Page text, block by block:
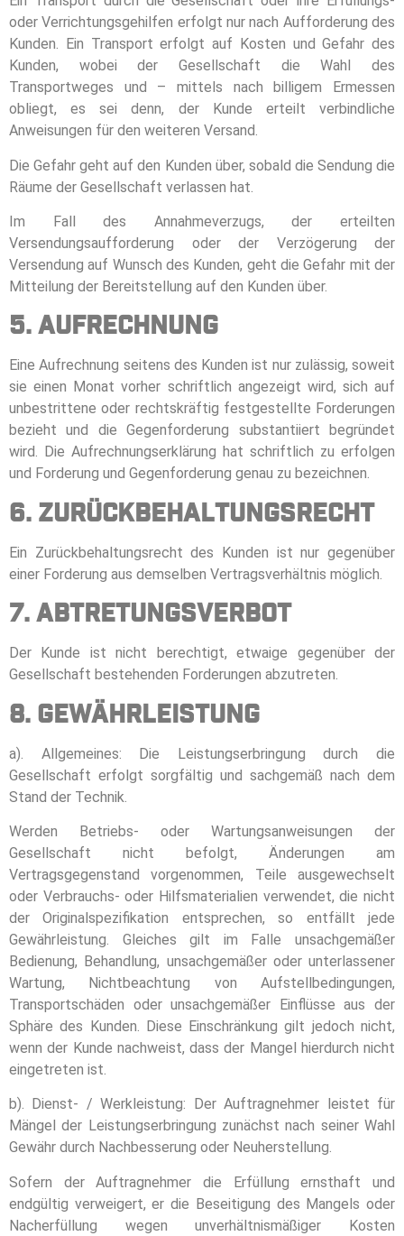
oder Verrichtungsgehilfen erfolgt nur nach Aufforderung des
Kunden. Ein Transport erfolgt auf Kosten und Gefahr des
Kunden, wobei der Gesellschaft die Wahl des
Transportweges und – mittels nach billigem Ermessen
obliegt, es sei denn, der Kunde erteilt verbindliche
Anweisungen für den weiteren Versand.
Die Gefahr geht auf den Kunden über, sobald die Sendung die
Räume der Gesellschaft verlassen hat.
Im Fall des Annahmeverzugs, der erteilten
Versendungsaufforderung oder der Verzögerung der
Versendung auf Wunsch des Kunden, geht die Gefahr mit der
Mitteilung der Bereitstellung auf den Kunden über.
5. Aufrechnung
Eine Aufrechnung seitens des Kunden ist nur zulässig, soweit
sie einen Monat vorher schriftlich angezeigt wird, sich auf
unbestrittene oder rechtskräftig festgestellte Forderungen
bezieht und die Gegenforderung substantiiert begründet
wird. Die Aufrechnungserklärung hat schriftlich zu erfolgen
und Forderung und Gegenforderung genau zu bezeichnen.
6. Zurückbehaltungsrecht
Ein Zurückbehaltungsrecht des Kunden ist nur gegenüber
einer Forderung aus demselben Vertragsverhältnis möglich.
7. Abtretungsverbot
Der Kunde ist nicht berechtigt, etwaige gegenüber der
Gesellschaft bestehenden Forderungen abzutreten.
8. Gewährleistung
a). Allgemeines: Die Leistungserbringung durch die
Gesellschaft erfolgt sorgfältig und sachgemäß nach dem
Stand der Technik.
Werden Betriebs- oder Wartungsanweisungen der
Gesellschaft nicht befolgt, Änderungen am
Vertragsgegenstand vorgenommen, Teile ausgewechselt
oder Verbrauchs- oder Hilfsmaterialien verwendet, die nicht
der Originalspezifikation entsprechen, so entfällt jede
Gewährleistung. Gleiches gilt im Falle unsachgemäßer
Bedienung, Behandlung, unsachgemäßer oder unterlassener
Wartung, Nichtbeachtung von Aufstellbedingungen,
Transportschäden oder unsachgemäßer Einflüsse aus der
Sphäre des Kunden. Diese Einschränkung gilt jedoch nicht,
wenn der Kunde nachweist, dass der Mangel hierdurch nicht
eingetreten ist.
b). Dienst- / Werkleistung: Der Auftragnehmer leistet für
Mängel der Leistungserbringung zunächst nach seiner Wahl
Gewähr durch Nachbesserung oder Neuherstellung.
Sofern der Auftragnehmer die Erfüllung ernsthaft und
endgültig verweigert, er die Beseitigung des Mangels oder
Nacherfüllung wegen unverhältnismäßiger Kosten